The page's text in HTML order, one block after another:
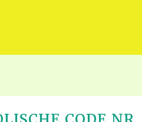
DOWNLOAD